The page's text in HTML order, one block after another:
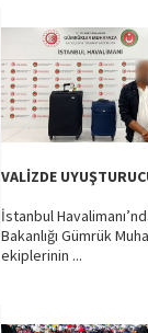
VALİZDE
İstanbul
Bakanlığı Gümrük
ekiplerinin ...